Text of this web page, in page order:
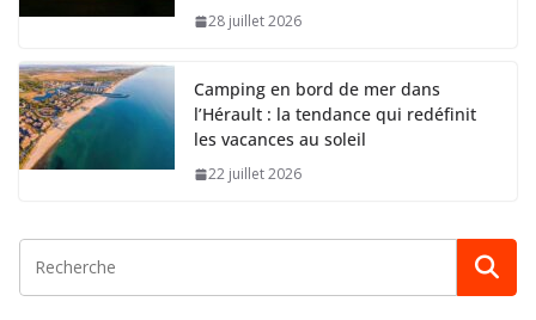
28 juillet 2026
Camping en bord de mer dans
l’Hérault : la tendance qui redéfinit
les vacances au soleil
22 juillet 2026